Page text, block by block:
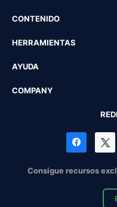
CONTENIDO
HERRAMIENTAS
AYUDA
COMPANY
Consigue recursos